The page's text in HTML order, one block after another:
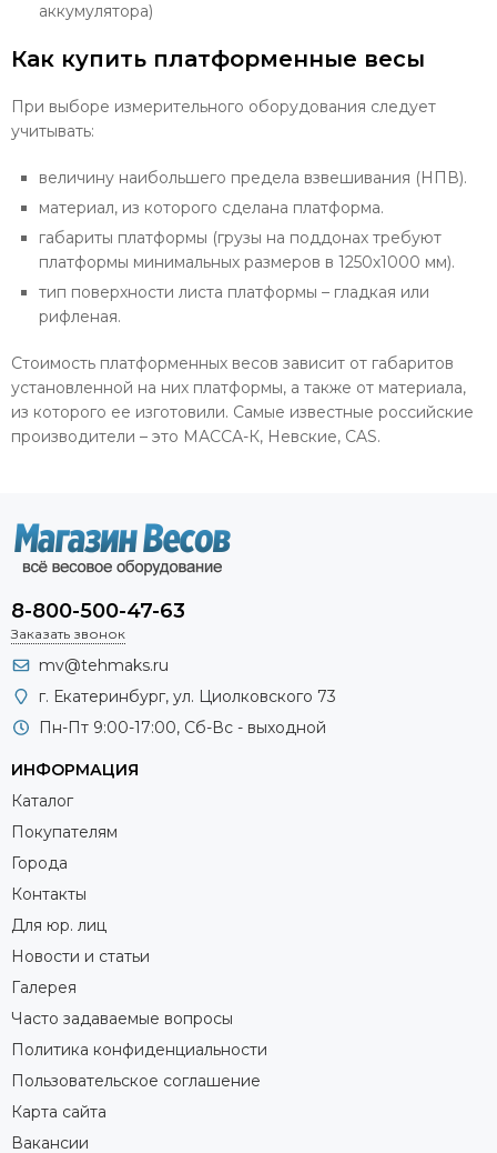
аккумулятора)
Как купить платформенные весы
При выборе измерительного оборудования следует
учитывать:
величину наибольшего предела взвешивания (НПВ).
материал, из которого сделана платформа.
габариты платформы (грузы на поддонах требуют
платформы минимальных размеров в 1250х1000 мм).
тип поверхности листа платформы – гладкая или
рифленая.
Стоимость платформенных весов зависит от габаритов
установленной на них платформы, а также от материала,
из которого ее изготовили. Самые известные российские
производители – это МАССА-К, Невские, CAS.
8-800-500-47-63
Заказать звонок
mv@tehmaks.ru
г. Екатеринбург, ул. Циолковского 73
Пн-Пт 9:00-17:00, Сб-Вс - выходной
ИНФОРМАЦИЯ
Каталог
Покупателям
Города
Контакты
Для юр. лиц
Новости и статьи
Галерея
Часто задаваемые вопросы
Политика конфиденциальности
Пользовательское соглашение
Карта сайта
Вакансии